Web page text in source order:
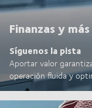
Finanzas y más
Síguenos la pista
Aportar valor
operación fluida y